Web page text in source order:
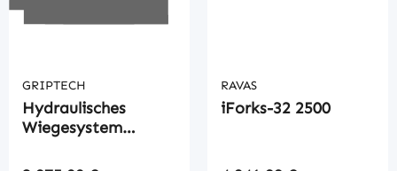
GRIPTECH
Hydraulisches
Wiegesystem
RAVAS
iForks-32 2500